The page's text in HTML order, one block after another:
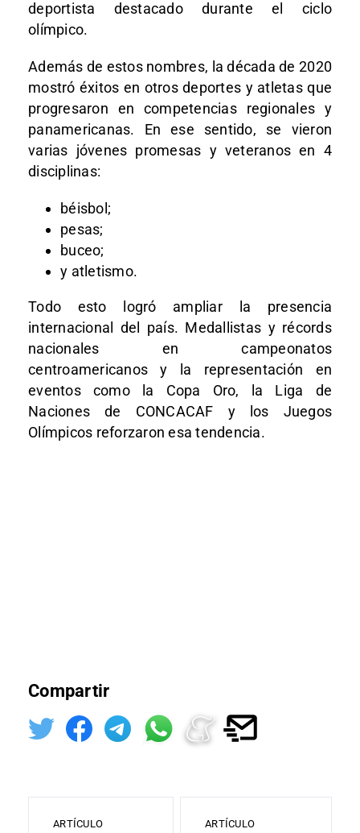
deportista destacado durante el ciclo
olímpico.
Además de estos nombres, la década de 2020
mostró éxitos en otros deportes y atletas que
progresaron en competencias regionales y
panamericanas. En ese sentido, se vieron
varias jóvenes promesas y veteranos en 4
disciplinas:
béisbol;
pesas;
buceo;
y atletismo.
Todo esto logró ampliar la presencia
internacional del país. Medallistas y récords
nacionales en campeonatos
centroamericanos y la representación en
eventos como la Copa Oro, la Liga de
Naciones de CONCACAF y los Juegos
Olímpicos reforzaron esa tendencia.
Compartir
ARTÍCULO
ARTÍCULO